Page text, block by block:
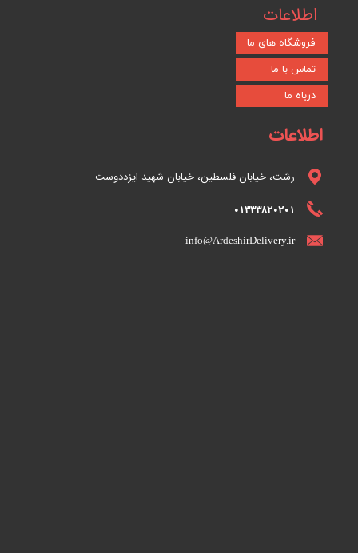
فروشگاه های ما
تماس با ما
درباه ما
اطلاعات
اطلاعات
رشت، خیابان فلسطین، خیابان شهید ایزددوست
01333820201
info@ArdeshirDelivery.ir